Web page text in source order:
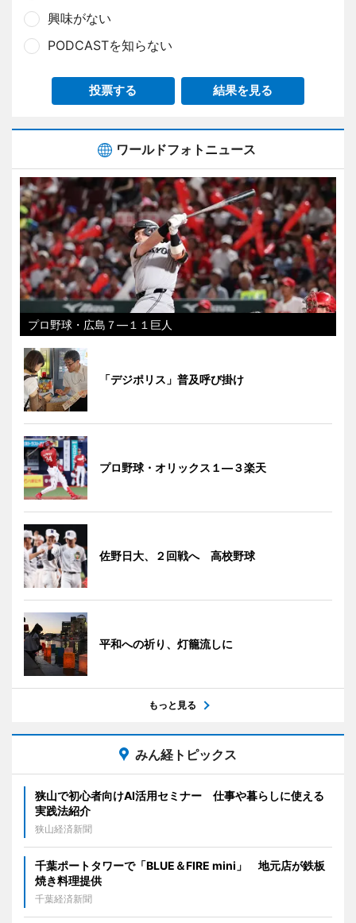
興味がない
PODCASTを知らない
投票する 結果を見る
ワールドフォトニュース
プロ野球・広島７―１１巨人
「デジポリス」普及呼び掛け
プロ野球・オリックス１―３楽天
佐野日大、２回戦へ 高校野球
平和への祈り、灯籠流しに
もっと見る
みん経トピックス
狭山で初心者向けAI活用セミナー 仕事や暮らしに使える
実践法紹介
狭山経済新聞
千葉ポートタワーで「BLUE＆FIRE mini」 地元店が鉄板
焼き料理提供
千葉経済新聞